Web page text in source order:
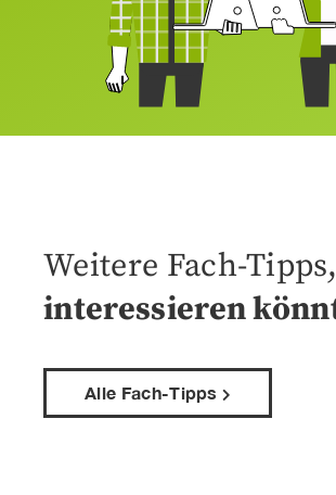
Weitere Fach-
interessieren
Alle Fach-Tipps